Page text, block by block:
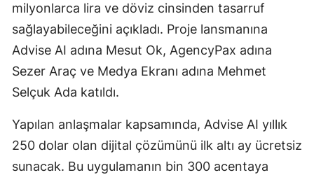
milyonlarca lira ve döviz cinsinden tasarruf
sağlayabileceğini açıkladı. Proje lansmanına
Advise AI adına Mesut Ok, AgencyPax adına
Sezer Araç ve Medya Ekranı adına Mehmet
Selçuk Ada katıldı.
Yapılan anlaşmalar kapsamında, Advise AI yıllık
250 dolar olan dijital çözümünü ilk altı ay ücretsiz
sunacak. Bu uygulamanın bin 300 acentaya